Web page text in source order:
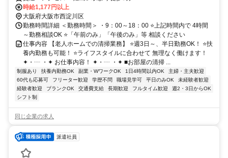
時給1,177円以上
大阪府大阪市西淀川区
勤務時間詳細 ＜勤務時間＞ ・9：00～18：00 ⭐上記時間内で 4時間
～勤務相談OK ⭐「午前のみ」「午後のみ」等 相談ください
仕事内容 【老人ホームでの清掃業務】 ⭐週3日～、半日勤務OK！ ⭐扶
養内勤務も可能！ ⭐ライフスタイルに合わせて 無理なく働けます！
✦・┈ ・✦ お仕事内容！ ✦・┈ ・✦ ■お部屋の清掃 ...
制服あり 扶養内勤務OK 副業・WワークOK 1日4時間以内OK
主婦・主夫歓迎
60代も応募可
フリーター歓迎 学歴不問 職場見学可 平日のみOK
未経験者歓迎
経験者歓迎
ブランクOK 交通費支給 長期歓迎 フルタイム歓迎
週2・3日からOK
シフト制
同じ企業の求人
派遣社員